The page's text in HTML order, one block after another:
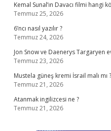
Kemal Sunal’ın Davacı filmi hangi
Temmuz 25, 2026
6’ncı nasıl yazılır ?
Temmuz 24, 2026
Jon Snow ve Daenerys Targaryen
Temmuz 23, 2026
Mustela güneş kremi İsrail malı mı ?
Temmuz 21, 2026
Atanmak ingilizcesi ne ?
Temmuz 21, 2026